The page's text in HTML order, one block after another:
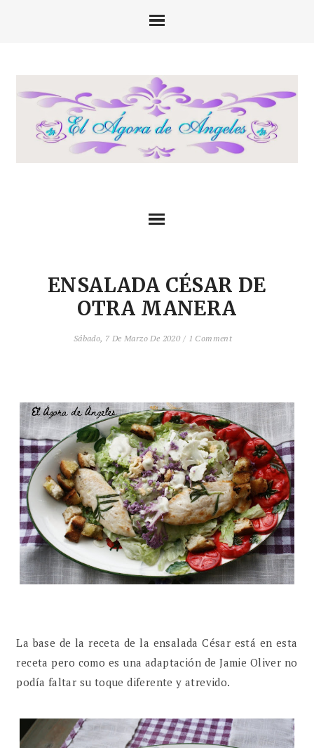
ENSALADA CÉSAR DE
OTRA MANERA
Sábado, 7 De Marzo De 2020 / 1 Comment
La base de la receta de la ensalada César está en esta
receta pero como es una adaptación de Jamie Oliver no
podía faltar su toque diferente y atrevido.